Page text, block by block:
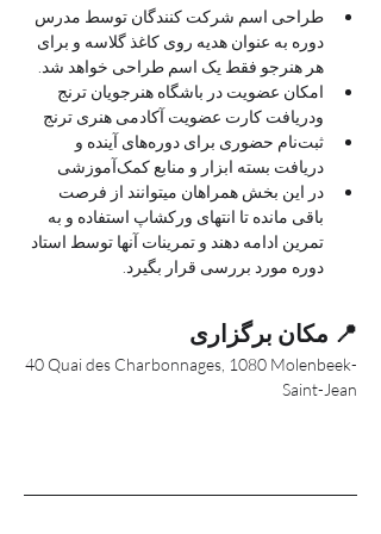
طراحی اسم شرکت کنندگان توسط مدرس
دوره به عنوان هدیه روی کاغذ گلاسه و برای
هر هنرجو فقط یک اسم طراحی خواهد شد.
امکان عضویت در باشگاه هنرجویان ترنج
ودریافت کارت عضویت آکادمی هنری ترنج
ثبت‌نام حضوری برای دوره‌های آینده و
دریافت بسته ابزار و منابع کمک‌آموزشی
در این بخش همراهان میتوانند از فرصت
باقی مانده تا انتهای ورکشاپ استفاده و به
تمرین ادامه دهند و تمرینات آنها توسط استاد
دوره مورد بررسی قرار بگیرد.
📍 مکان برگزاری
40 Quai des Charbonnages, 1080 Molenbeek-
Saint-Jean